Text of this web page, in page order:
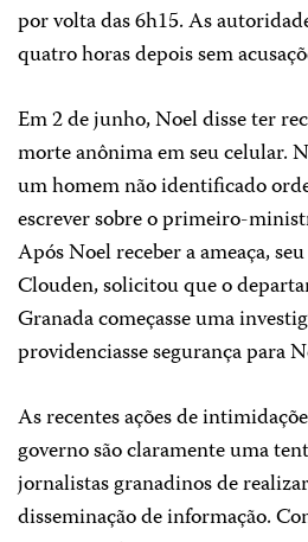
por volta das 6h15. As
quatro horas depois sem
Em 2 de junho, Noel disse ter
morte anônima em seu celular.
um homem não identificado
escrever sobre o primeiro-
Após Noel receber a ameaça,
Clouden, solicitou que o
Granada começasse uma
providenciasse segurança para
As recentes ações de
governo são claramente uma
jornalistas granadinos de
disseminação de informação.